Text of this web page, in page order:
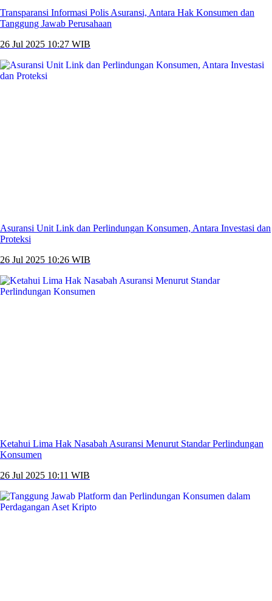
Transparansi Informasi Polis Asuransi, Antara Hak Konsumen dan
Tanggung Jawab Perusahaan
26 Jul 2025 10:27 WIB
Asuransi Unit Link dan Perlindungan Konsumen, Antara Investasi dan
Proteksi
26 Jul 2025 10:26 WIB
Ketahui Lima Hak Nasabah Asuransi Menurut Standar Perlindungan
Konsumen
26 Jul 2025 10:11 WIB